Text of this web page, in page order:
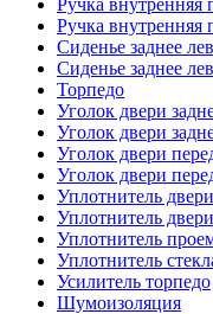
Ручка внутренняя
Сиденье заднее
Сиденье заднее
Торпедо
Уголок двери
Уголок двери
Уголок двери
Уголок двери
Уплотнитель
Уплотнитель
Уплотнитель
Уплотнитель
Усилитель торпедо
Шумоизоляция